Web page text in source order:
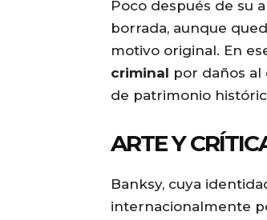
Poco después de su
borrada, aunque
motivo original. En
criminal por daños
de patrimonio
ARTE Y
Banksy, cuya
internacionalmente